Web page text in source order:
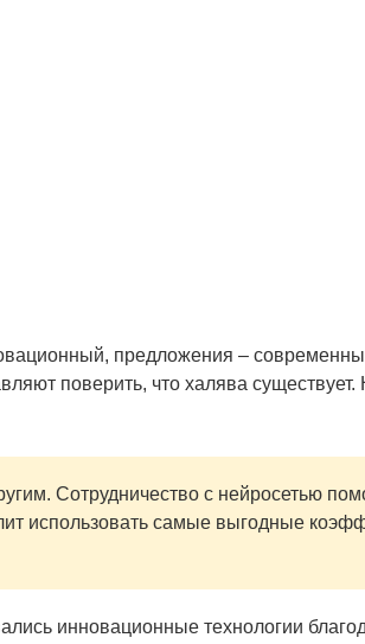
предложения –
поверить, что халява существует.
Сотрудничество с нейросетью
использовать самые выгодные
инновационные технологии